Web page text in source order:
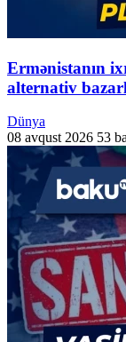
Ermənistanın
alternativ
Dünya
08 avqust 2026 53